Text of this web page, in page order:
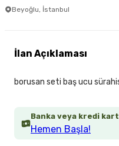
Beyoğlu, İstanbul
Banka veya kredi
Hemen Başla!
İlan Açıklaması
borusan seti baş ucu